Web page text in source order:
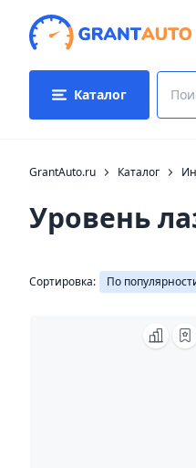
Каталог
GrantAuto.ru Каталог
Уровень
Сортировка: По